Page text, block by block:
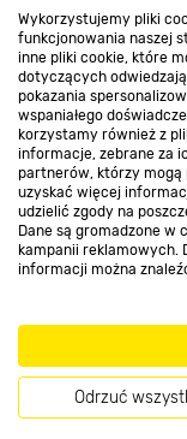
Wykorzystujemy pliki
funkcjonowania naszej
inne pliki cookie, które
dotyczących
pokazania
wspaniałego
korzystamy również z
informacje, zebrane za
partnerów, którzy mogą
uzyskać więcej
udzielić zgody na
Dane są gromadzone w
kampanii reklamowych.
informacji można
Odrzuć
Kontakt do
Strefa biznesu
Dołącz do nas